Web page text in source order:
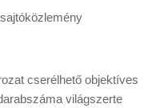
cserélhető objektíves
világszerte